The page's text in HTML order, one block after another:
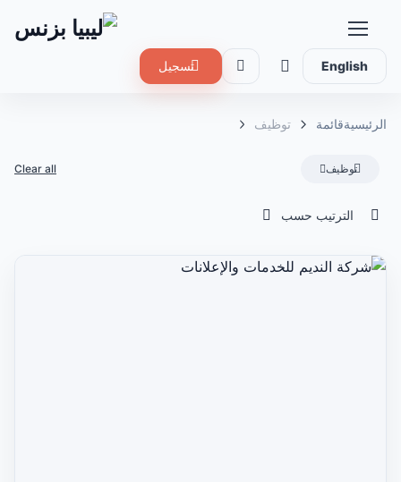
English تسجيل
الرئيسيةقائمة توظيف
توظيف Clear all
الترتيب حسب